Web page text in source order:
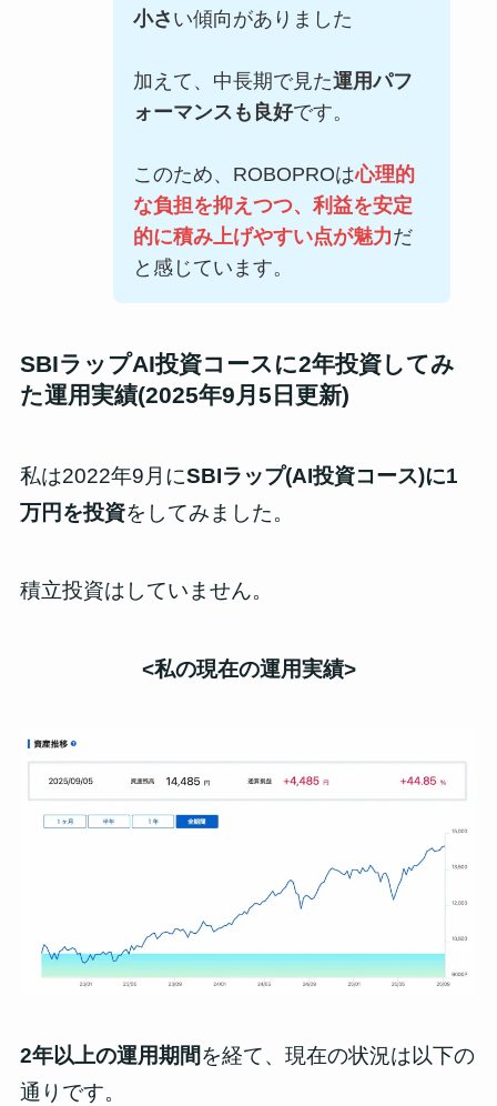
小さ い傾向がありました
加えて、中長期で見た運用パフ
ォーマンスも良好です。
このため、ROBOPROは心理的
な負担を抑えつつ、利益を安定
的に積み上げやすい点が魅力だ
と感じています。
SBIラップAI投資コースに2年投資してみ
た運用実績(2025年9月5日更新)
私は2022年9月にSBIラップ(AI投資コース)に1
万円を投資をしてみました。
積立投資はしていません。
<私の現在の運用実績>
2年以上の運用期間を経て、現在の状況は以下の
通りです。